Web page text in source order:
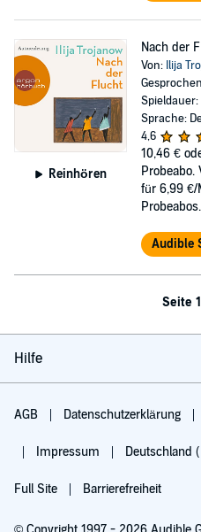
Reinhören
Nach der
Von: Ilija
Sprache:
4,6
10,46 €
für 6,99 €/
Probeabos.
Audible
Seite
Hilfe
AGB Datenschutzerklärung
Impressum Deutschland
Full Site Barrierefreiheit